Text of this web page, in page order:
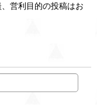
営利目的の投稿はお